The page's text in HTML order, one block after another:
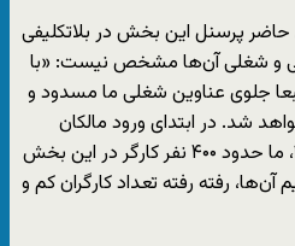
حاضر پرسنل این بخش در بلاتکلیفی
و شغلی آن‌ها مشخص نیست: «با
جلوی عناوین شغلی ما مسدود و
شد. در ابتدای ورود مالکان
جدید به هفت تپه در سال ۱۳۹۴، ما حدود ۴۰۰ نفر کارگر در این بخش
رفته رفته تعداد کارگران کم و